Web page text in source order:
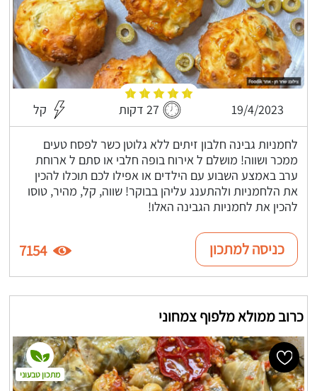
19/4/2023 27 דקות קל
לחמניות גבינה חלבון זיתים ללא גלוטן כשר לפסח טעים
ממכר ושווה! מושלם ל אירוח בופה חלבי או סתם ל ארוחת
ערב באמצע השבוע עם הילדים או אפילו לכם תוכלו להכין
את הלחמניות ולהתענג עליהן בבוקר! שווה, קל, מהיר, טוסו
להכין את לחמניות הגבינה האלו!
כניסה למתכון 7154
כרוב ממולא מלפוף צמחוני
מתכון טבעוני